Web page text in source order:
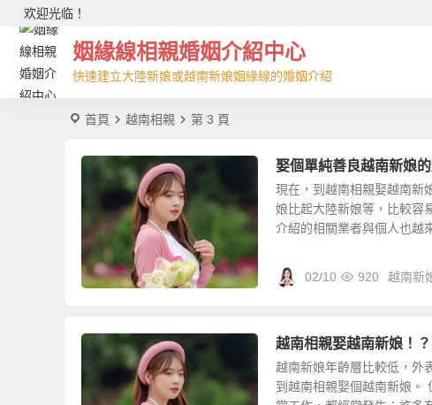
欢迎光临！
姻緣線相親婚姻介紹中心
快速建立大陸新娘或越南新娘姻緣線的婚姻介紹
首頁 越南相親 第 3 頁
娶個單純善良越南新娘
現在，到越南相親娶越南新
娘比起大陸新娘等，比較容
介紹的相關業者與個人也越
02/10 920 越南新
越南相親娶越南新娘！
越南新娘年齡層比較低，外
到越南相親娶個越南新娘。